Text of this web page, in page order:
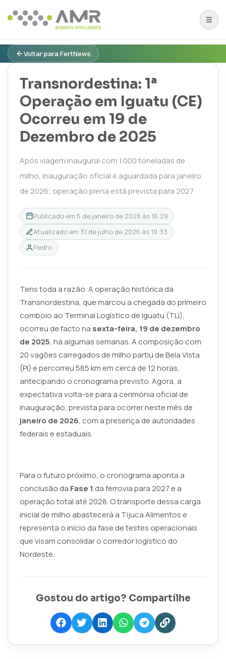
Voltar para FertNews
Transnordestina: 1ª
Operação em Iguatu (CE)
Ocorreu em 19 de
Dezembro de 2025
Após viagem inaugural com 1.000 toneladas de
milho, inauguração oficial é aguardada para janeiro
de 2026; operação plena está prevista para 2027
Publicado em 5 de janeiro de 2026 às 16:29
Atualizado em 31 de julho de 2026 às 19:33
Pedro
Tens toda a razão. A operação histórica da
Transnordestina, que marcou a chegada do primeiro
comboio ao Terminal Logístico de Iguatu (TLI),
ocorreu de facto na sexta-feira, 19 de dezembro
de 2025, há algumas semanas. A composição com
20 vagões carregados de milho partiu de Bela Vista
(PI) e percorreu 585 km em cerca de 12 horas,
antecipando o cronograma previsto. Agora, a
expectativa volta-se para a cerimónia oficial de
inauguração, prevista para ocorrer neste mês de
janeiro de 2026, com a presença de autoridades
federais e estaduais.
Para o futuro próximo, o cronograma aponta a
conclusão da Fase 1 da ferrovia para 2027 e a
operação total até 2028. O transporte dessa carga
inicial de milho abastecerá a Tijuca Alimentos e
representa o início da fase de testes operacionais
que visam consolidar o corredor logístico do
Nordeste.
Gostou do artigo? Compartilhe